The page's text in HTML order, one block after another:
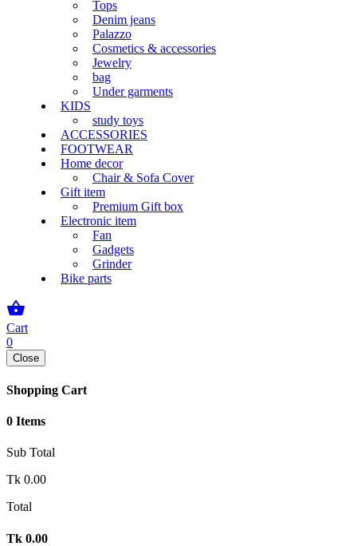
Tops
Denim jeans
Palazzo
Cosmetics & accessories
Jewelry
bag
Under garments
KIDS
study toys
ACCESSORIES
FOOTWEAR
Home decor
Chair & Sofa Cover
Gift item
Premium Gift box
Electronic item
Fan
Gadgets
Grinder
Bike parts
shopping_basket
Cart
0
Close
Shopping Cart
0 Items
Sub Total
Tk 0.00
Total
Tk 0.00